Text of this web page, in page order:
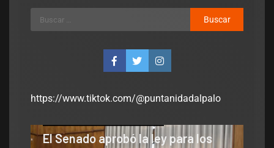
https://www.tiktok.com/@puntanidadalpalo
El Senado aprobó la ley para los